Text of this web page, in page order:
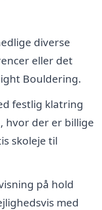
diverse
eller det
Bouldering.
festlig klatring
hvor der er billige
skoleje til
på hold
med